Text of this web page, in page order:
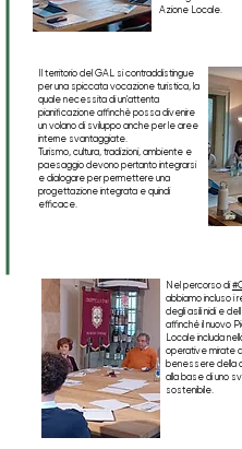
Azione Locale.
Il territorio del GAL si contraddistingue
per una spiccata vocazione turistica, la
quale necessita di un'attenta
pianificazione affinchè possa divenire
un volano di sviluppo anche per le aree
interne svantaggiate.
Turismo, cultura, tradizioni, ambiente e
paesaggio devono pertanto integrarsi
e dialogare per permettere una
progettazione integrata e quindi
efficace.
Nel percorso di
abbiamo incluso i
degli asili nidi e
affinché il nuovo
Locale includa
operative mirate a
benessere della
alla base di uno
sostenibile.